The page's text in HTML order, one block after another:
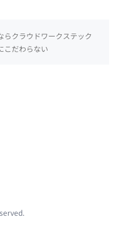
らクラウドワークステック
こだわらない